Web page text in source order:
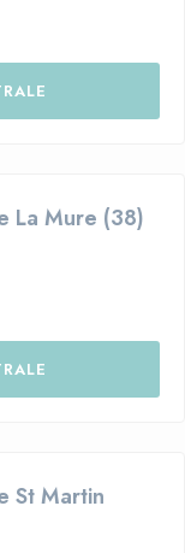
La Mure (38)
St Martin